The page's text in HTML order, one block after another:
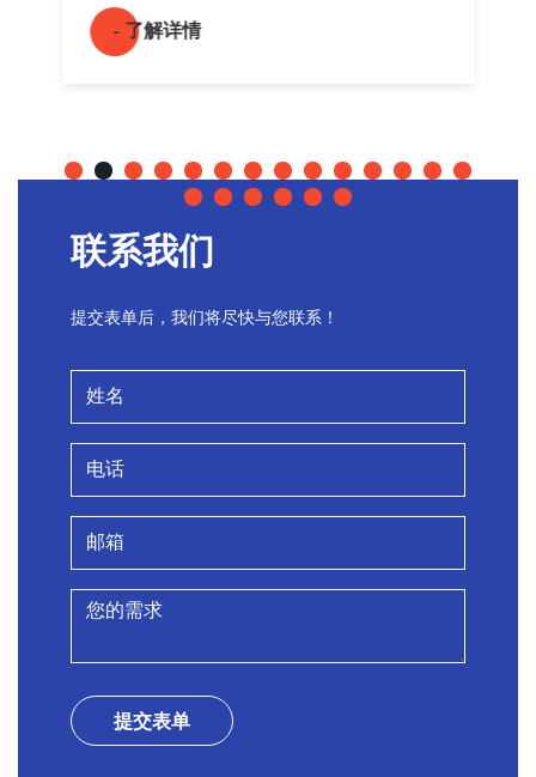
- 了解详情
联系我们
提交表单后，我们将尽快与您联系！
提交表单